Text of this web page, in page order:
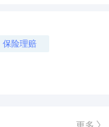
保险理赔